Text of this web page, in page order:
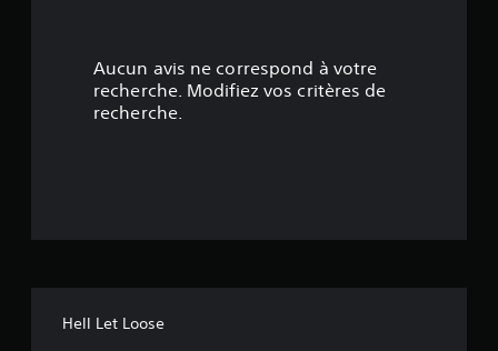
l
Aucun avis ne correspond à votre
recherche. Modifiez vos critères de
recherche.
Hell Let Loose